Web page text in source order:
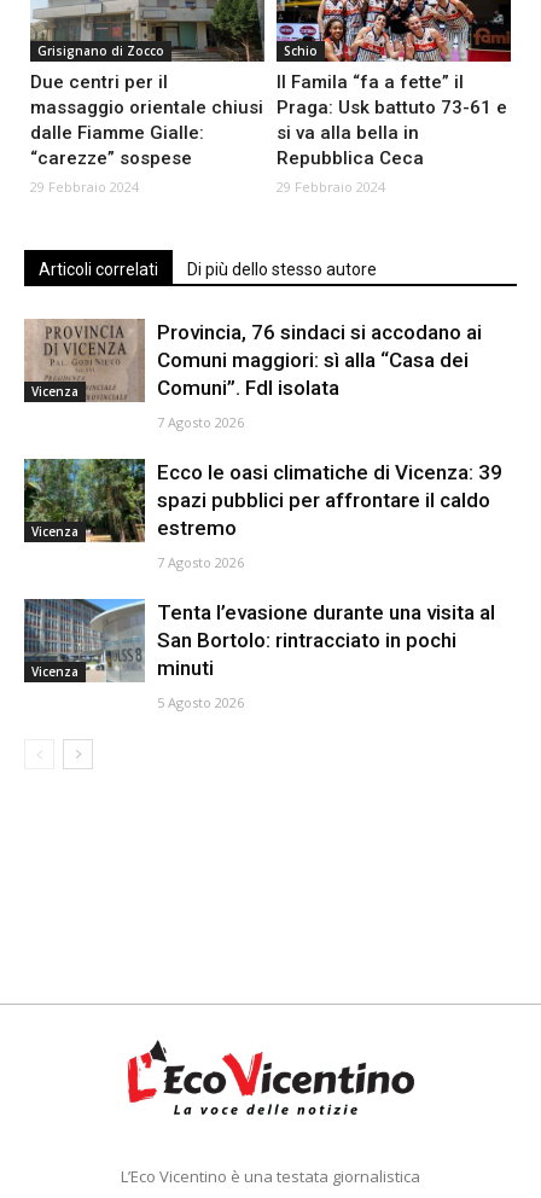
Grisignano di Zocco
Due centri per il
massaggio orientale chiusi
dalle Fiamme Gialle:
“carezze” sospese
29 Febbraio 2024
Schio
Il Famila “fa a fette” il
Praga: Usk battuto 73-61 e
si va alla bella in
Repubblica Ceca
29 Febbraio 2024
Articoli correlati Di più dello stesso autore
Vicenza
Provincia, 76 sindaci si accodano ai
Comuni maggiori: sì alla “Casa dei
Comuni”. FdI isolata
7 Agosto 2026
Vicenza
Ecco le oasi climatiche di Vicenza: 39
spazi pubblici per affrontare il caldo
estremo
7 Agosto 2026
Vicenza
Tenta l’evasione durante una visita al
San Bortolo: rintracciato in pochi
minuti
5 Agosto 2026
L’Eco Vicentino è una testata giornalistica